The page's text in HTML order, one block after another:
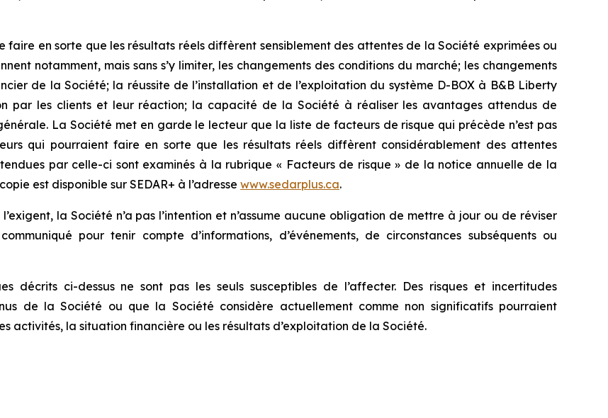
faire en sorte que les résultats réels diffèrent sensiblement des attentes de la Société exprimées ou
notamment, mais sans s’y limiter, les changements des conditions du marché; les changements
de la Société; la réussite de l’installation et de l’exploitation du système D-BOX à B&B Liberty
par les clients et leur réaction; la capacité de la Société à réaliser les avantages attendus de
La Société met en garde le lecteur que la liste de facteurs de risque qui précède n’est pas
qui pourraient faire en sorte que les résultats réels diffèrent considérablement des attentes
par celle-ci sont examinés à la rubrique « Facteurs de risque » de la notice annuelle de la
est disponible sur SEDAR+ à l’adresse www.sedarplus.ca.
la Société n’a pas l’intention et n’assume aucune obligation de mettre à jour ou de réviser
pour tenir compte d’informations, d’événements, de circonstances subséquents ou
ci-dessus ne sont pas les seuls susceptibles de l’affecter. Des risques et incertitudes
de la Société ou que la Société considère actuellement comme non significatifs pourraient
la situation financière ou les résultats d’exploitation de la Société.